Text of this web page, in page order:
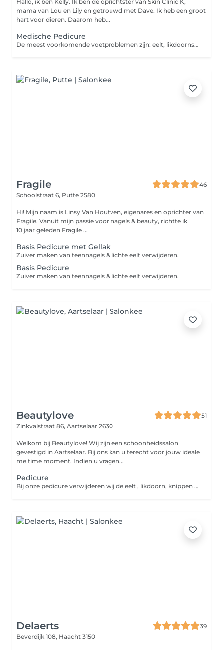
Hallo, ik ben Kelly. Ik ben de oprichtster van Skin Clinic K,
mama van Lou en Lily en getrouwd met Dave. Ik heb een groot
hart voor dieren. Daarom heb...
Medische Pedicure
De meest voorkomende voetproblemen zijn: eelt, likdoorns, traumanagels (blauwe nagel, stootnagel, ingescheurde nagel), ingegroeide nagels, blaren, schimmel, kloven. De meeste mensen gaan pas naar de pedicure als ze klachten hebben maar ook als je geen klachten hebt, kan ik je als sportpedicure bijstaan door: schoenadvies, sokadvies, vetertechnieken, drukvrij leggen van bepaalde plaatsen.
Fragile
46
Schoolstraat 6, Putte 2580
Hi! Mijn naam is Linsy Van Houtven, eigenares en oprichter van
Fragile. Vanuit mijn passie voor nagels & beauty, richtte ik
10 jaar geleden Fragile ...
Basis Pedicure met Gellak
Zuiver maken van teennagels & lichte eelt verwijderen.
Basis Pedicure
Zuiver maken van teennagels & lichte eelt verwijderen.
Beautylove
51
Zinkvalstraat 86, Aartselaar 2630
Welkom bij Beautylove! Wij zijn een schoonheidssalon
gevestigd in Aartselaar. Bij ons kan u terecht voor jouw ideale
me time moment. Indien u vragen...
Pedicure
Bij onze pedicure verwijderen wij de eelt , likdoorn, knippen wij uw nagels en vijlen wij deze in vorm nadien krijgt u nog een voetmassage .
Delaerts
39
Beverdijk 108, Haacht 3150